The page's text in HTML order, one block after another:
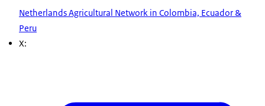
Netherlands Agricultural Network in Colombia, Ecuador &
Peru
X: